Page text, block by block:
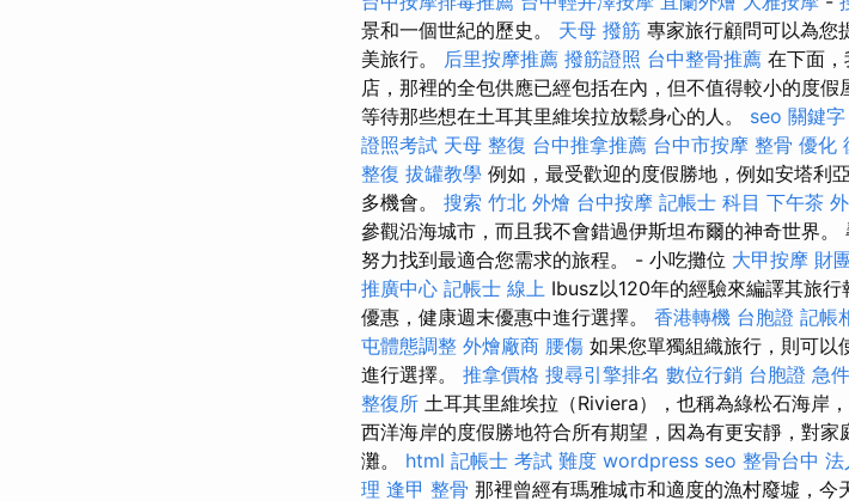
景和一個世紀的歷史。 天母 撥筋 專家旅行顧問可以為您
美旅行。 后里按摩推薦 撥筋證照 台中整骨推薦 在下面
店，那裡的全包供應已經包括在內，但不值得較小的度
等待那些想在土耳其里維埃拉放鬆身心的人。 seo 關鍵字
證照考試 天母 整復 台中推拿推薦 台中市按摩 整骨 優化
整復 拔罐教學 例如，最受歡迎的度假勝地，例如安塔利
多機會。 搜索 竹北 外燴 台中按摩 記帳士 科目 下午茶
參觀沿海城市，而且我不會錯過伊斯坦布爾的神奇世界
努力找到最適合您需求的旅程。 - 小吃攤位 大甲按摩 財
推廣中心 記帳士 線上 Ibusz以120年的經驗來編譯其旅行
優惠，健康週末優惠中進行選擇。 香港轉機 台胞證 記帳
屯體態調整 外燴廠商 腰傷 如果您單獨組織旅行，則可以
進行選擇。 推拿價格 搜尋引擎排名 數位行銷 台胞證 急件
整復所 土耳其里維埃拉（Riviera），也稱為綠松石海岸
西洋海岸的度假勝地符合所有期望，因為有更安靜，對
灘。 html 記帳士 考試 難度 wordpress seo 整骨台中 法
理 逢甲 整骨 那裡曾經有瑪雅城市和適度的漁村廢墟，今